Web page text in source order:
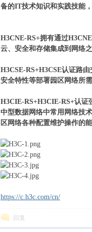
备的IT技术知识和实践技能
H3CNE-RS+拥有通过
云、安全和存储集成到网络
H3CSE-RS+H3CSE认证路
安全特性等部署园区网络所
H3CIE-RS+H3CIE-RS+认
中型数据网络中常用网络技
区网络各种配置维护操作的
https://c.h3c.com/cn/
回复